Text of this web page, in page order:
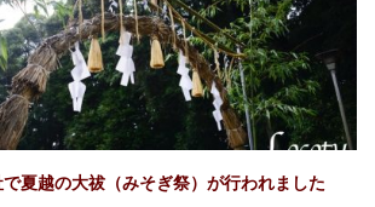
で夏越の大祓（みそぎ祭）が行われました